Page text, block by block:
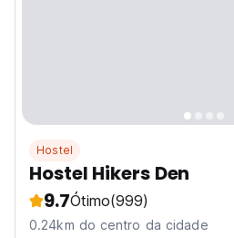
Hostel
Hostel Hikers Den
9.7Ótimo(999)
0.24km do centro da cidade